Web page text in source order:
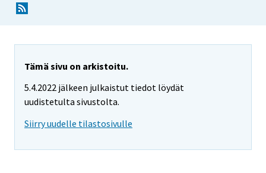
Tämä sivu on arkistoitu.
5.4.2022 jälkeen julkaistut tiedot löydät
uudistetulta sivustolta.
Siirry uudelle tilastosivulle